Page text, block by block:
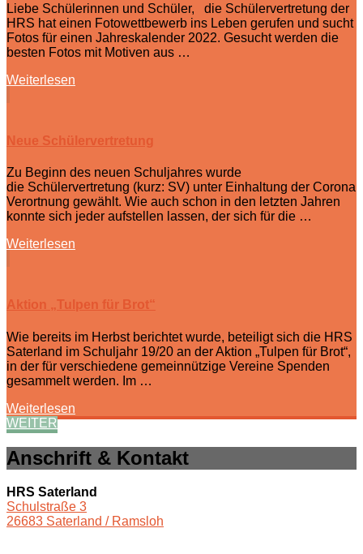
Liebe Schülerinnen und Schüler, die Schülervertretung der
HRS hat einen Fotowettbewerb ins Leben gerufen und sucht
Fotos für einen Jahreskalender 2022. Gesucht werden die
besten Fotos mit Motiven aus …
Weiterlesen
Neue Schülervertretung
Zu Beginn des neuen Schuljahres wurde
die Schülervertretung (kurz: SV) unter Einhaltung der Corona
Verortnung gewählt. Wie auch schon in den letzten Jahren
konnte sich jeder aufstellen lassen, der sich für die …
Weiterlesen
Aktion „Tulpen für Brot“
Wie bereits im Herbst berichtet wurde, beteiligt sich die HRS
Saterland im Schuljahr 19/20 an der Aktion „Tulpen für Brot“,
in der für verschiedene gemeinnützige Vereine Spenden
gesammelt werden. Im …
Weiterlesen
WEITER
Anschrift & Kontakt
HRS Saterland
Schulstraße 3
26683 Saterland / Ramsloh